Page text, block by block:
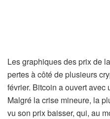
Les graphiques des prix de
pertes à côté de plusieurs
février. Bitcoin a ouvert avec
Malgré la crise mineure, la
vu son prix baisser, qui, au